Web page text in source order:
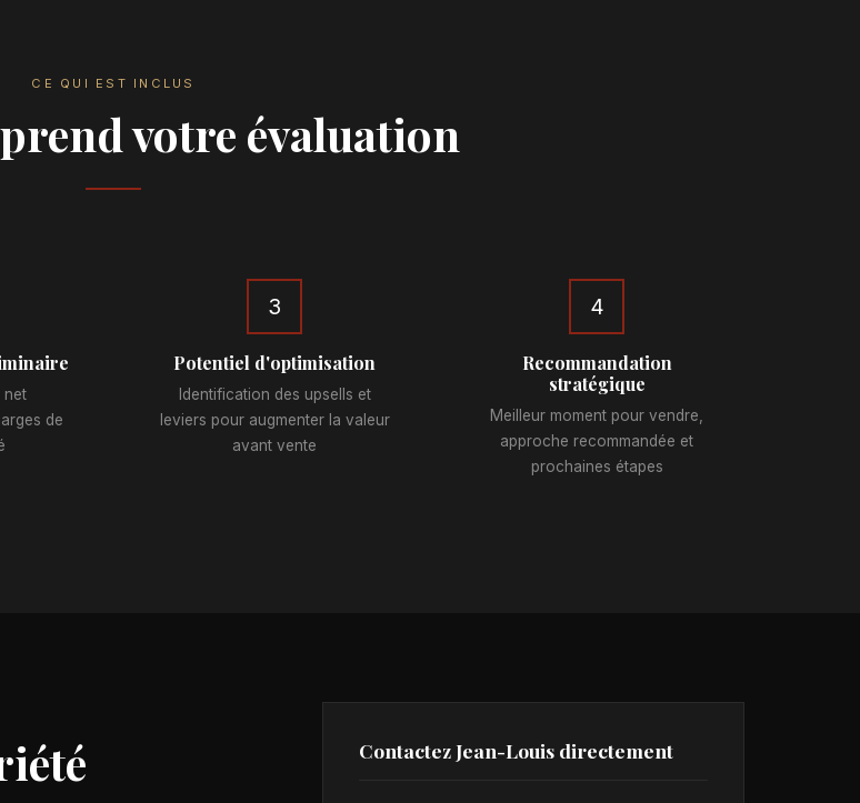
CE QUI EST INCLUS
votre évaluation
net
de
3
Potentiel d'optimisation
Identification des upsells et
leviers pour augmenter la valeur
avant vente
4
Recommandation
stratégique
Meilleur moment pour vendre,
approche recommandée et
prochaines étapes
Contactez Jean-Louis directement